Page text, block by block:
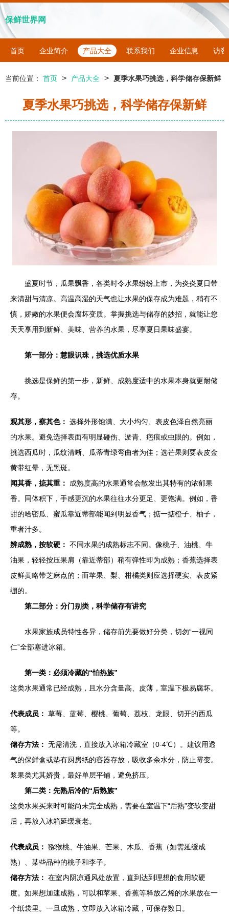
保鲜世界网
首页 企业简介 产品大全 联系我们 企业信息 访客
当前位置： 首页 > 产品大全 > 夏季水果巧挑选，科学储存保新鲜
夏季水果巧挑选，科学储存保新鲜
盛夏时节，瓜果飘香，各类时令水果纷纷上市，为炎炎夏日带
来清甜与清凉。高温高湿的天气也让水果的保存成为难题，稍有不
慎，娇嫩的水果便会腐坏变质。掌握挑选与储存的妙招，就能让您
天天享用到新鲜、美味、营养的水果，尽享夏日果味盛宴。
第一部分：慧眼识珠，挑选优质水果
挑选是保鲜的第一步，新鲜、成熟度适中的水果本身就更耐储
存。
观其形，察其色： 选择外形饱满、大小均匀、表皮色泽自然亮丽
的水果。避免选择表面有明显碰伤、淤青、疤痕或虫眼的。例如，
挑选西瓜时，瓜纹清晰、瓜蒂青绿弯曲者为佳；选芒果则要表皮金
黄带红晕，无黑斑。
闻其香，掂其重：
成熟度高的水果通常会散发出其特有的浓郁果
香。同体积下，手感更沉的水果往往水分更足、更饱满。例如，香
甜的哈密瓜、蜜瓜靠近蒂部能闻到明显香气；掂一掂橙子、柚子，
重者汁多。
辨成熟，按软硬： 不同水果的成熟标志不同。像桃子、油桃、牛
油果，轻轻按压果肩（靠近蒂部）稍有弹性即为成熟；香蕉选择表
皮鲜黄略带芝麻点的；而苹果、梨、柑橘类则应选择硬实、表皮紧
绷的。
第二部分：分门别类，科学储存有讲究
水果家族成员特性各异，储存前先要做好分类，切勿“一视同
仁”全部塞进冰箱。
第一类：必须冷藏的“怕热族”
这类水果通常已经成熟，且水分含量高、皮薄，室温下极易腐坏。
代表成员： 草莓、蓝莓、樱桃、葡萄、荔枝、龙眼、切开的西瓜
等。
储存方法： 无需清洗，直接放入冰箱冷藏室（0-4℃）。建议用透
气的保鲜盒或垫有厨房纸的容器存放，吸收多余水分，防止霉变。
浆果类尤其娇贵，最好单层平铺，避免挤压。
第二类：先熟后冷的“后熟族”
这类水果买来时可能尚未完全成熟，需要在室温下“后熟”变软变甜
后，再放入冰箱延缓衰老。
代表成员： 猕猴桃、牛油果、芒果、木瓜、香蕉（如需延缓成
熟）、某些品种的桃子和李子。
储存方法： 在室内阴凉通风处放置，直到达到理想的食用软硬
度。如果想加速成熟，可以和苹果、香蕉等释放乙烯的水果放在一
个纸袋里。一旦成熟，立即放入冰箱冷藏，可保存数日。